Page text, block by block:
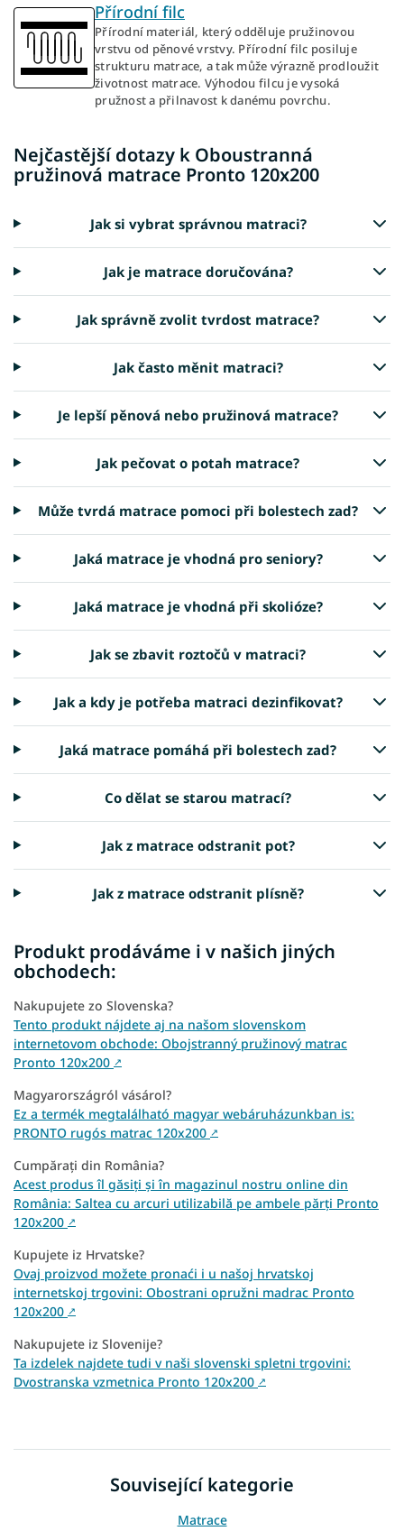
Přírodní filc
Přírodní materiál, který odděluje pružinovou
vrstvu od pěnové vrstvy. Přírodní filc posiluje
strukturu matrace, a tak může výrazně prodloužit
životnost matrace. Výhodou filcu je vysoká
pružnost a přilnavost k danému povrchu.
Nejčastější dotazy k Oboustranná
pružinová matrace Pronto 120x200
Jak si vybrat správnou matraci?
Jak je matrace doručována?
Jak správně zvolit tvrdost matrace?
Jak často měnit matraci?
Je lepší pěnová nebo pružinová matrace?
Jak pečovat o potah matrace?
Může tvrdá matrace pomoci při bolestech zad?
Jaká matrace je vhodná pro seniory?
Jaká matrace je vhodná při skolióze?
Jak se zbavit roztočů v matraci?
Jak a kdy je potřeba matraci dezinfikovat?
Jaká matrace pomáhá při bolestech zad?
Co dělat se starou matrací?
Jak z matrace odstranit pot?
Jak z matrace odstranit plísně?
Produkt prodáváme i v našich jiných
obchodech:
Nakupujete zo Slovenska?
Tento produkt nájdete aj na našom slovenskom
internetovom obchode: Obojstranný pružinový matrac
Pronto 120x200 ↗
Magyarországról vásárol?
Ez a termék megtalálható magyar webáruházunkban is:
PRONTO rugós matrac 120x200 ↗
Cumpărați din România?
Acest produs îl găsiți și în magazinul nostru online din
România: Saltea cu arcuri utilizabilă pe ambele părți Pronto
120x200 ↗
Kupujete iz Hrvatske?
Ovaj proizvod možete pronaći i u našoj hrvatskoj
internetskoj trgovini: Obostrani opružni madrac Pronto
120x200 ↗
Nakupujete iz Slovenije?
Ta izdelek najdete tudi v naši slovenski spletni trgovini:
Dvostranska vzmetnica Pronto 120x200 ↗
Související kategorie
Matrace